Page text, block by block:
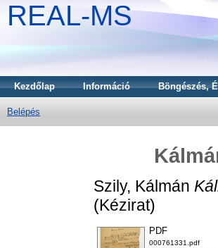
REAL-MS
Kezdőlap Információ Böngészés,
Belépés
Szily, Kálmán
(Kézirat)
PDF
000761331.pdf